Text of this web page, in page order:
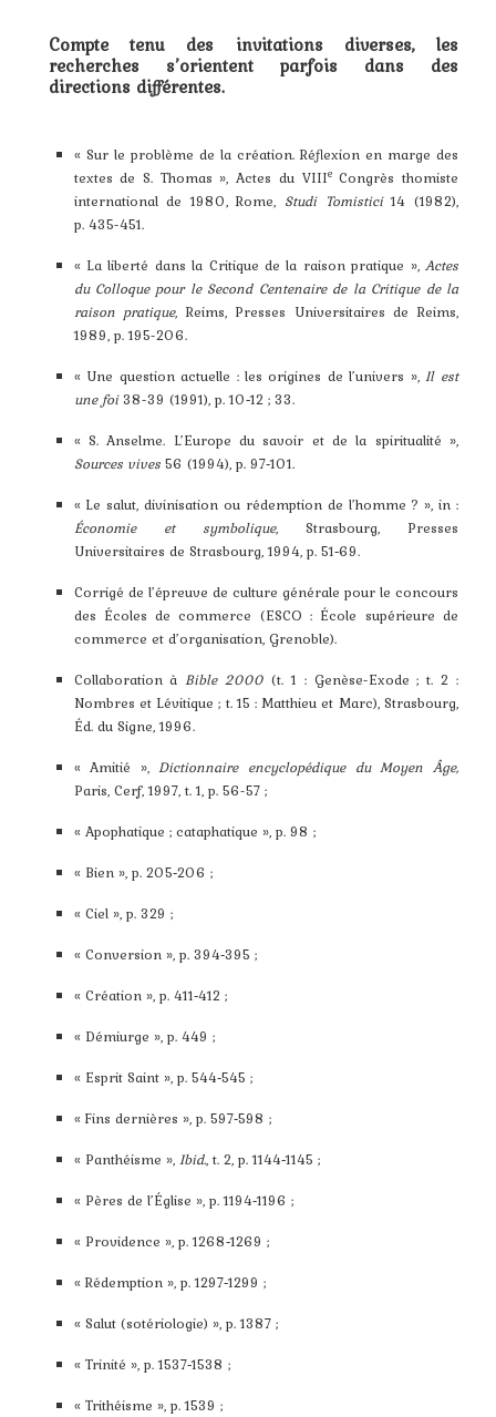
Compte tenu des invitations diverses, les
recherches s’orientent parfois dans des
directions différentes.
« Sur le problème de la création. Réflexion en marge des
textes de S. Thomas », Actes du VIIIeCongrès thomiste
international de 1980, Rome, Studi Tomistici14 (1982),
p. 435-451.
« La liberté dans la Critique de la raison pratique », Actes
du Colloque pour le Second Centenaire de la Critique de la
raison pratique, Reims, Presses Universitaires de Reims,
1989, p. 195-206.
« Une question actuelle : les origines de l’univers »,Il est
une foi38-39 (1991), p. 10‑12 ; 33.
« S. Anselme. L’Europe du savoir et de la spiritualité »,
Sources vives56 (1994), p. 97‑101.
« Le salut, divinisation ou rédemption de l’homme ? », in :
Économie et symbolique, Strasbourg, Presses
Universitaires de Strasbourg, 1994, p. 51‑69.
Corrigé de l’épreuve de culture générale pour le concours
des Écoles de commerce (ESCO : École supérieure de
commerce et d’organisation, Grenoble).
Collaboration àBible 2000 (t. 1 : Genèse-Exode ; t. 2 :
Nombres et Lévitique ; t. 15 : Matthieu et Marc), Strasbourg,
Éd. du Signe, 1996.
« Amitié »,Dictionnaire encyclopédique du Moyen Âge,
Paris, Cerf, 1997, t. 1, p. 56-57 ;
« Apophatique ; cataphatique », p. 98 ;
« Bien », p. 205‑206 ;
« Ciel », p. 329 ;
« Conversion », p. 394‑395 ;
« Création », p. 411‑412 ;
« Démiurge », p. 449 ;
« Esprit Saint », p. 544‑545 ;
« Fins dernières », p. 597‑598 ;
« Panthéisme », Ibid., t. 2, p. 1144‑1145 ;
« Pères de l’Église », p. 1194‑1196 ;
« Providence », p. 1268‑1269 ;
« Rédemption », p. 1297‑1299 ;
« Salut (sotériologie) », p. 1387 ;
« Trinité », p. 1537‑1538 ;
« Trithéisme », p. 1539 ;